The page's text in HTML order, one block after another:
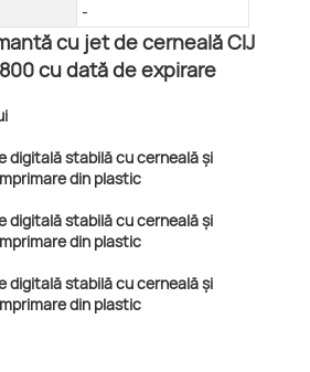
-
cu jet de cerneală CIJ
cu dată de expirare